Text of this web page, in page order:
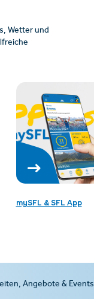
Wetter und
mySFL & SFL App
Angebote & Events